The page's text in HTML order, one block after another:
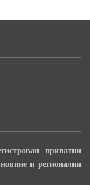
приватни
и регионални